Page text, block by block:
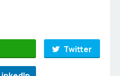
Twitter